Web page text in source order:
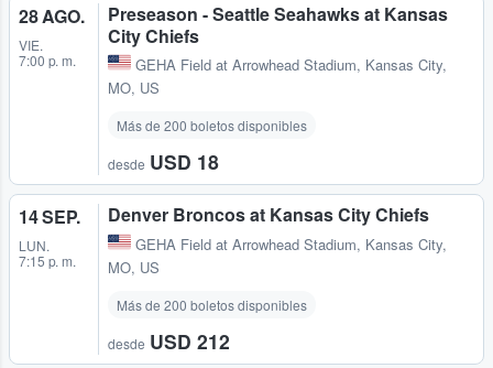
28 AGO.
VIE.
7:00 p. m.
Preseason - Seattle Seahawks at Kansas
City Chiefs
GEHA Field at Arrowhead Stadium, Kansas City,
MO, US
Más de 200 boletos disponibles
desde USD 18
14 SEP.
LUN.
7:15 p. m.
Denver Broncos at Kansas City Chiefs
GEHA Field at Arrowhead Stadium, Kansas City,
MO, US
Más de 200 boletos disponibles
desde USD 212